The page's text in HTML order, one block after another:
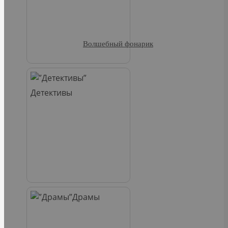
Детективы
Драмы
Волшебный фонарик